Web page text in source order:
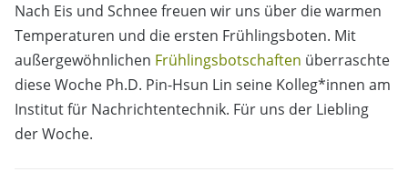
Nach Eis und Schnee freuen wir uns über die warmen
Temperaturen und die ersten Frühlingsboten. Mit
außergewöhnlichen Frühlingsbotschaften überraschte
diese Woche Ph.D. Pin-Hsun Lin seine Kolleg*innen am
Institut für Nachrichtentechnik. Für uns der Liebling
der Woche.